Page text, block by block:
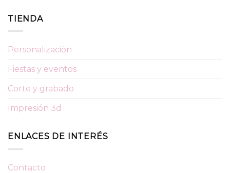
TIENDA
Personalización
Fiestas y eventos
Corte y grabado
Impresión 3d
ENLACES DE INTERÉS
Contacto